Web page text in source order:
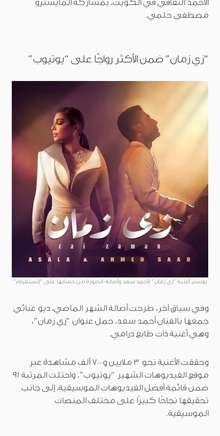
الأحمد الثقافي في الكويت، بمشاركة المايسترو
مصطفى حلمي.
“زي زمان” ضمن الأكثر رواجًا على “يوتيوب”
بوستر أغنية “زي زمان” لأحمد سعد وأصالة- الصورة من حسابها على “إنستغرام”
وفي سياق آخر، طرحت أصالة الشهر الماضي، ديو غنائي
جمعها بالفنان أحمد سعد، حمل عنوان “زي زمان”،
وهي أغنية ذات طابع درامي.
وحققت الأغنية نحو 3 ملايين و700 ألف مشاهدة عبر
موقع الفيديوهات الشهير “يوتيوب”، واحتلت المرتبة 91
ضمن قائمة أفضل الفيديوهات الموسيقية، إلى جانب
تحقيقها نجاحًا كبيرًا على مختلف المنصات
الموسيقية.